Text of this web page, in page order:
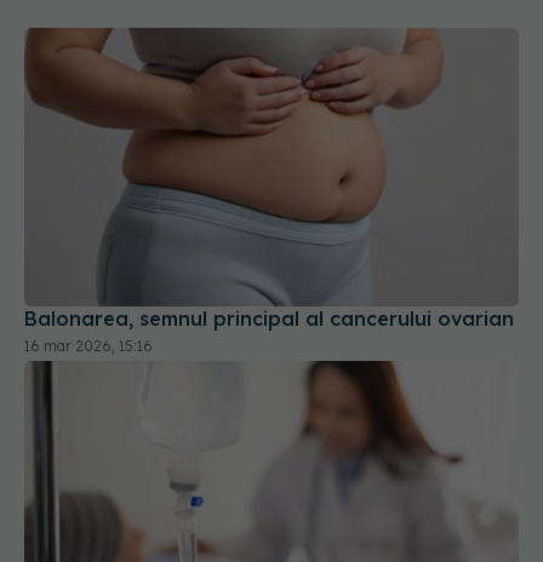
Balonarea, semnul principal al cancerului ovarian
16 mar 2026, 15:16